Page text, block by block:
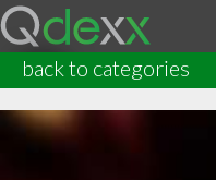
back to categories